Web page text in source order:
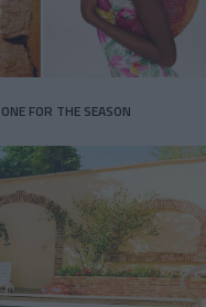
FOR THE SEASON